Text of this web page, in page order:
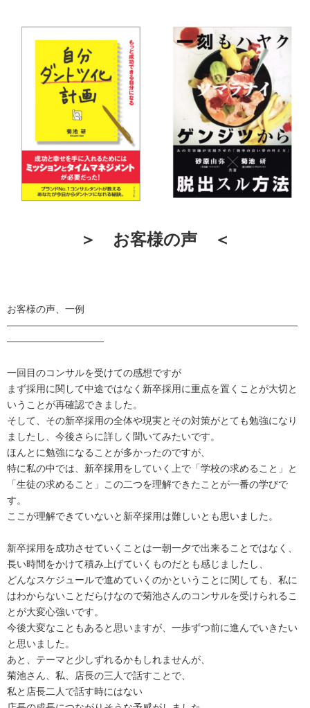
＞ お客様の声 ＜
お客様の声、一例
——————————————————————————————
——————————
一回目のコンサルを受けての感想ですが
まず採用に関して中途ではなく新卒採用に重点を置くことが大切と
いうことが再確認できました。
そして、 その新卒採用の全体や現実とその対策がとても勉強になり
ましたし
、今後さらに詳しく聞いてみたいです。
ほんとに勉強になることが多かったのですが、
特に私の中では、新卒採用をしていく上で「学校の求めること」
と
「生徒の求めること」
この二つを理解できたことが一番の学びで
す。
ここが理解できていないと新卒採用は難しいとも思いました。
新卒採用を成功させていくことは一朝一夕で出来ることではなく、
長い時間をかけて積み上げていくものだとも感じましたし、
どんなスケジュールで進めていくのかということに関しても、 私に
はわからないことだらけなので菊池さんのコンサルを受けられるこ
とが大変心強いです。
今後大変なこともあると思いますが、 一歩ずつ前に進んでいきたい
と思いました。
あと、 テーマと少しずれるかもしれませんが、
菊池さん、私、店長の三人で話すことで、
私と店長二人で話す時にはない